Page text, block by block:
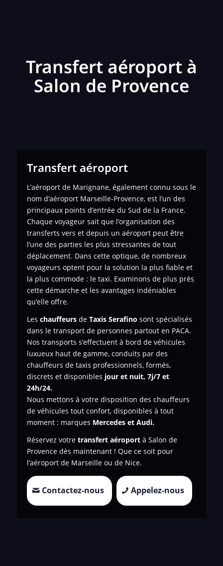
Transfert aéroport à
Salon de Provence
Transfert aéroport
L’aéroport de Marignane, également connu sous le
nom d’aéroport Marseille-Provence, est l’un des
principaux points d’entrée du Sud de la France.
Chaque voyageur sait que l’organisation des
transferts vers et depuis un aéroport peut être
l’une des parties les plus stressantes de tout
déplacement. Dans cette optique, de nombreux
voyageurs optent pour la solution la plus fiable et
la plus commode : le taxi. Examinons de plus près
cette démarche et les avantages indéniables
qu’elle offre.
Les chauffeurs de Taxis Serafino sont spécialisés
dans le transport de personnes partout en PACA.
Nos transports s’effectuent à bord de véhicules
luxueux haut de gamme, conduits par des
chauffeurs de taxis professionnels, formés,
discrets et disponibles jour et nuit, 7j/7 et
24h/24.
Nous mettons à votre disposition des chauffeurs
de véhicules tout confort, disponibles à tout
moment : marques Mercedes et Audi.
Réservez votre transfert aéroport à Salon de
Provence dès maintenant ! Que ce soit pour
l’aéroport de Marseille ou de Nice.
Contactez-nous Appelez-nous